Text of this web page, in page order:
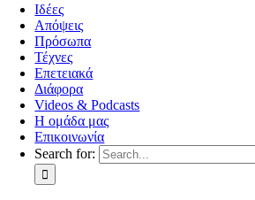
Ιδέες
Απόψεις
Πρόσωπα
Τέχνες
Επετειακά
Διάφορα
Videos & Podcasts
Η ομάδα μας
Επικοινωνία
Search for: